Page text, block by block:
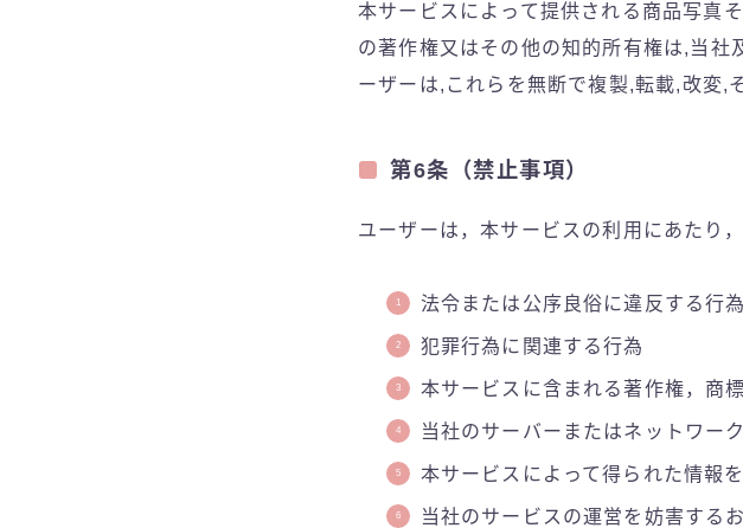
本サービスによって提供される商品写真
の著作権又はその他の知的所有権は,当社
ーザーは,これらを無断で複製,転載,改変,
第6条（禁止事項）
ユーザーは，本サービスの利用にあたり
法令または公序良俗に違反する行為
犯罪行為に関連する行為
本サービスに含まれる著作権，商
当社のサーバーまたはネットワー
本サービスによって得られた情報
当社のサービスの運営を妨害する